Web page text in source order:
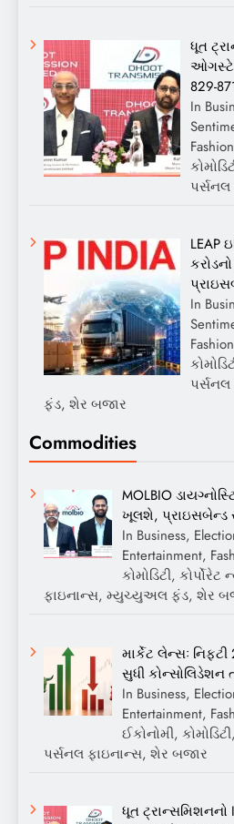
ધૂત
ઓગસ્ટે
829-
In
LEAP
In
ફંડ, શેર બજાર
Commodities
MOLBIO
ખૂલશે, પ્રાઇસબેન્ડ
In Business,
Entertainment,
કોમોડિટી,
ફાઇનાન્સ, મ્યુચ્યુઅલ ફંડ, શેર
માર્કેટ લેન્સઃ
સુધી કોન્સોલિડેશન
In Business,
Entertainment,
ઈકોનોમી,
પર્સનલ ફાઇનાન્સ, શેર બજાર
ધૂત